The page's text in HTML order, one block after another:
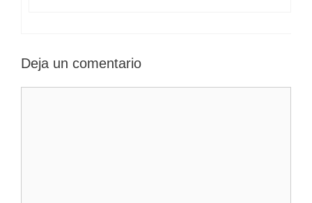
Deja un comentario